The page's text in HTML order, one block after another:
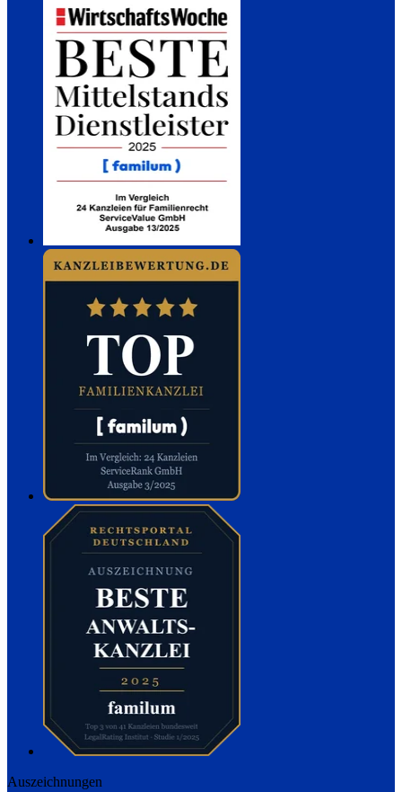
Auszeichnungen